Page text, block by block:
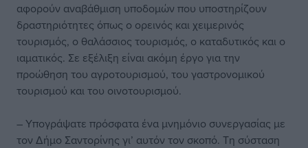
αφορούν αναβάθμιση υποδομών που υποστηρίζουν
δραστηριότητες όπως ο ορεινός και χειμερινός
τουρισμός, ο θαλάσσιος τουρισμός, ο καταδυτικός και ο
ιαματικός. Σε εξέλιξη είναι ακόμη έργο για την
προώθηση του αγροτουρισμού, του γαστρονομικού
τουρισμού και του οινοτουρισμού.
– Υπογράψατε πρόσφατα ένα μνημόνιο συνεργασίας με
τον Δήμο Σαντορίνης γι’ αυτόν τον σκοπό. Τη σύσταση